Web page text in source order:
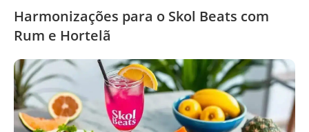
Harmonizações para o Skol Beats com
Rum e Hortelã